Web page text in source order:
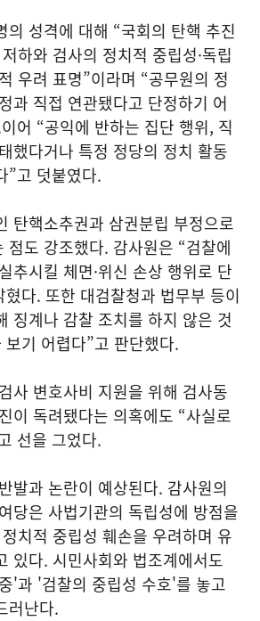
의 성격에 대해 “국회의 탄핵 추진
하와 검사의 정치적 중립성·독립
우려 표명”이라며 “공무원의 정
과 직접 연관됐다고 단정하기 어
어 “공익에 반하는 집단 행위, 직
했다거나 특정 정당의 정치 활동
”고 덧붙였다.
탄핵소추권과 삼권분립 부정으로
점도 강조했다. 감사원은 “검찰에
추시킬 체면·위신 손상 행위로 단
다. 또한 대검찰청과 법무부 등이
징계나 감찰 조치를 하지 않은 것
기 어렵다”고 판단했다.
사 변호사비 지원을 위해 검사동
이 독려됐다는 의혹에도 “사실로
선을 그었다.
발과 논란이 예상된다. 감사원의
당은 사법기관의 독립성에 방점을
치적 중립성 훼손을 우려하며 유
있다. 시민사회와 법조계에서도
'과 '검찰의 중립성 수호'를 놓고
러난다.